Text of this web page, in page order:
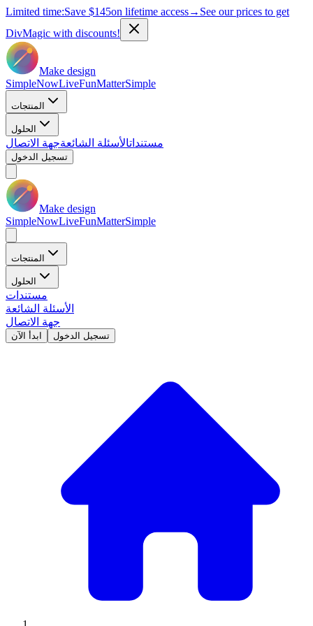
Limited time:Save $145on lifetime access→ See our prices to get
DivMagic with discounts!
Make design
SimpleNowLiveFunMatterSimple
المنتجات
الحلول
مستنداتالأسئلة الشائعةجهة الاتصال
تسجيل الدخول
Make design
SimpleNowLiveFunMatterSimple
المنتجات
الحلول
مستندات
الأسئلة الشائعة
جهة الاتصال
ابدأ الآن تسجيل الدخول